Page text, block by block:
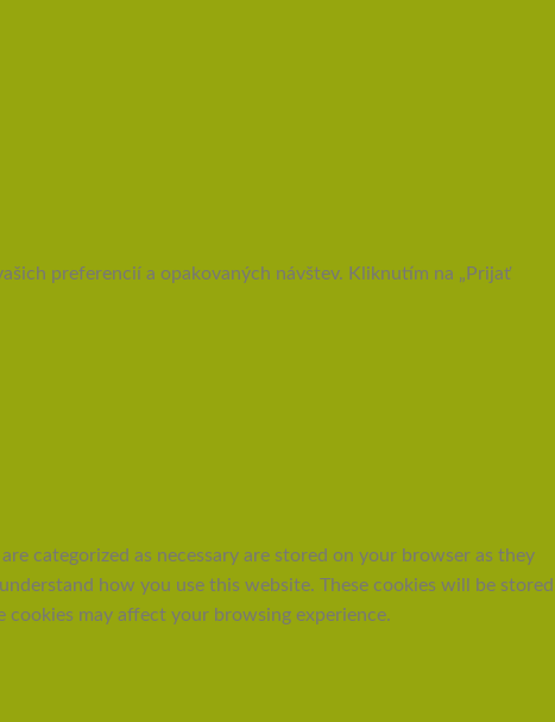
preferencií a opakovaných návštev. Kliknutím na „Prijať
categorized as necessary are stored on your browser as they
how you use this website. These cookies will be stored
may affect your browsing experience.